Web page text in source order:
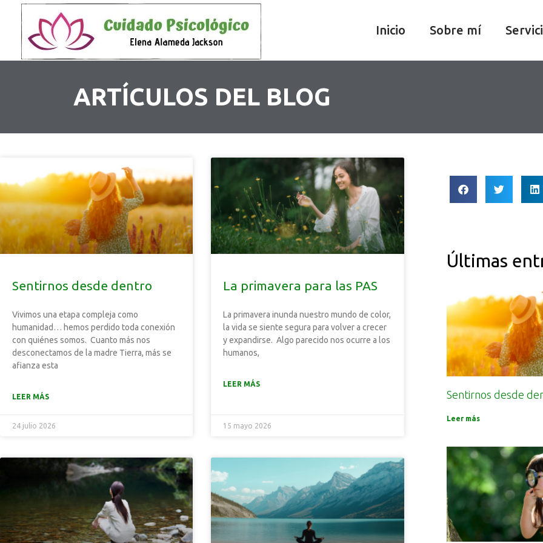
Inicio Sobre mí
ARTÍCULOS DEL BLOG
Sentirnos desde dentro
Vivimos una etapa compleja como
humanidad… hemos perdido toda conexión
con quiénes somos. Cuanto más nos
desconectamos de la madre Tierra, más se
afianza esta
LEER MÁS
24 julio 2026
La primavera para las PAS
La primavera inunda nuestro mundo de color,
la vida se siente segura para volver a crecer
y expandirse. Algo parecido nos ocurre a los
humanos,
LEER MÁS
15 mayo 2026
Últimas
Sentirnos desde
Leer más